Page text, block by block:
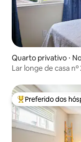
Quarto privativo ⋅
Lar longe de casa nº
Entre os melhores
Preferido dos